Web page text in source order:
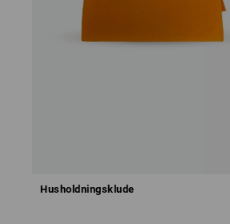
Husholdningsklude